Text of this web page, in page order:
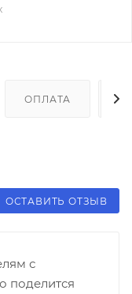
ОПЛАТА
ОСТАВИТЬ ОТЗЫВ
с
поделится